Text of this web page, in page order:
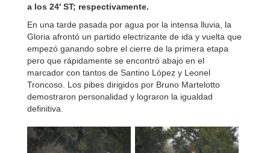
a los 24′ ST; respectivamente.
En una tarde pasada por agua por la intensa lluvia, la
Gloria afrontó un partido electrizante de ida y vuelta que
empezó ganando sobre el cierre de la primera etapa
pero que rápidamente se encontró abajo en el
marcador con tantos de Santino López y Leonel
Troncoso. Los pibes dirigidos por Bruno Martelotto
demostraron personalidad y lograron la igualdad
definitiva.